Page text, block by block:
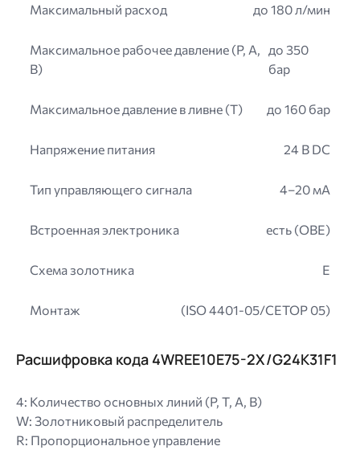
Максимальный расход до 180 л/мин
Максимальное рабочее давление (P, A,
B)
до 350
бар
Максимальное давление в ливне (T) до 160 бар
Напряжение питания 24 В DC
Тип управляющего сигнала 4–20 мА
Встроенная электроника есть (OBE)
Схема золотника E
Монтаж (ISO 4401-05/CETOP 05)
Расшифровка кода 4WREE10E75-2X/G24K31F1
4: Количество основных линий (P, T, A, B)
W: Золотниковый распределитель
R: Пропорциональное управление